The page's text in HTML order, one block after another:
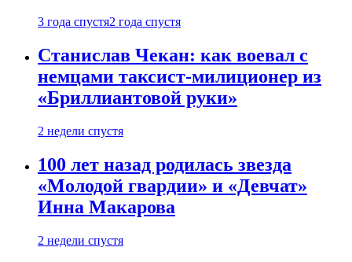
3 года спустя2 года спустя
Станислав Чекан: как воевал с
немцами таксист-милиционер из
«Бриллиантовой руки»
2 недели спустя
100 лет назад родилась звезда
«Молодой гвардии» и «Девчат»
Инна Макарова
2 недели спустя